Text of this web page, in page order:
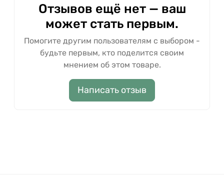
Отзывов ещё нет — ваш
может стать первым.
Помогите другим пользователям с выбором -
будьте первым, кто поделится своим
мнением об этом товаре.
Написать отзыв